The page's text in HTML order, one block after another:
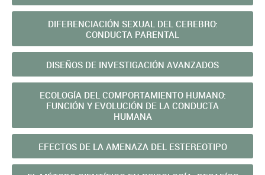
DIFERENCIACIÓN SEXUAL DEL CEREBRO:
CONDUCTA PARENTAL
DISEÑOS DE INVESTIGACIÓN AVANZADOS
ECOLOGÍA DEL COMPORTAMIENTO HUMANO:
FUNCIÓN Y EVOLUCIÓN DE LA CONDUCTA
HUMANA
EFECTOS DE LA AMENAZA DEL ESTEREOTIPO